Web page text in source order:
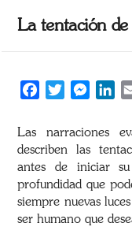
La tentación
FacebookTwitter
Las narraciones
describen las
antes de iniciar
profundidad que
siempre nuevas
ser humano que